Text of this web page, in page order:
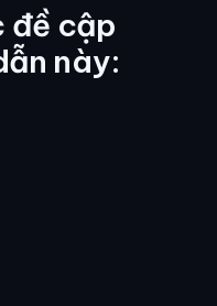
đề cập
này: